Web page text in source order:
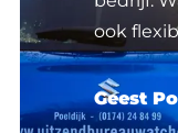
ook
Geest